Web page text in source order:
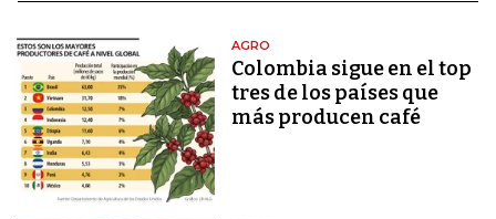
AGRO
Colombia sigue en el top
tres de los países que
más producen café